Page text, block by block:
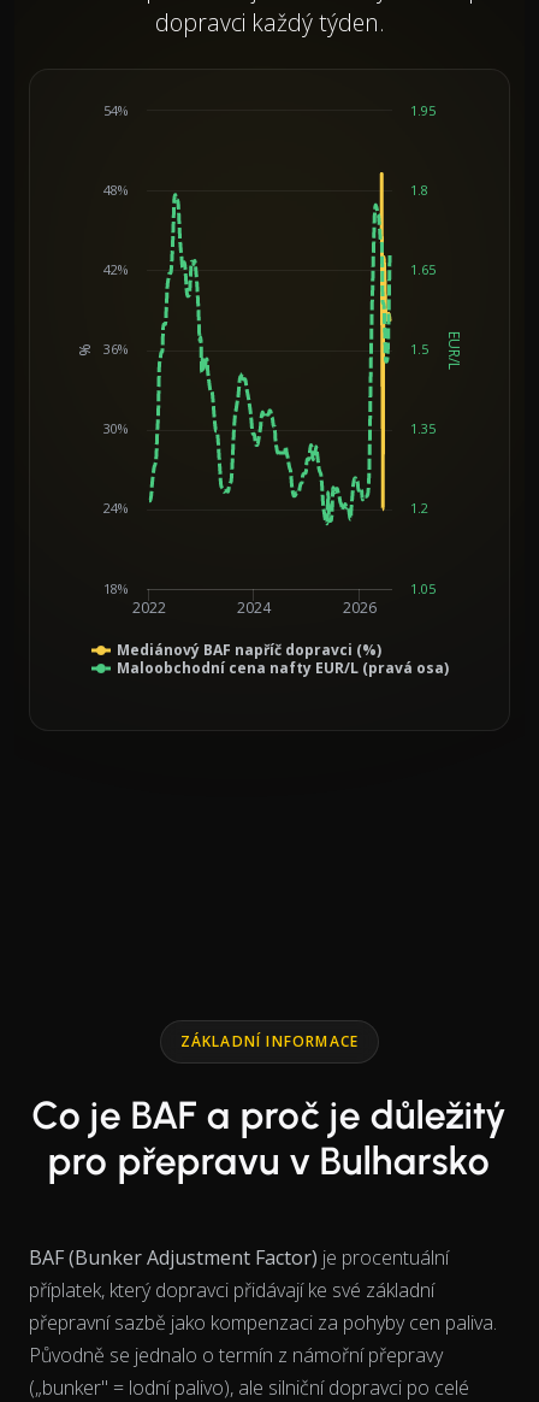
dopravci každý týden.
Line chart with 2 lines.
% EUR/L
Mediánový BAF napříč dopravci (%)
Maloobchodní cena nafty EUR/L (pravá osa)
2022 2024 2026
18%
24%
30%
36%
42%
48%
54%
1.05
1.2
1.35
1.5
1.65
1.8
1.95
ZÁKLADNÍ INFORMACE
Co je BAF a proč je důležitý
pro přepravu v Bulharsko
BAF (Bunker Adjustment Factor) je procentuální
příplatek, který dopravci přidávají ke své základní
přepravní sazbě jako kompenzaci za pohyby cen paliva.
Původně se jednalo o termín z námořní přepravy
(„bunker" = lodní palivo), ale silniční dopravci po celé